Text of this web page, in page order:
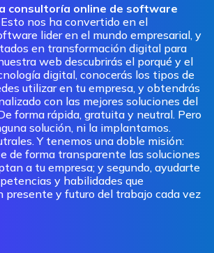
consultoría online de software
Esto nos ha convertido en el
lider en el mundo empresarial, y
en transformación digital para
web descubrirás el porqué y el
digital, conocerás los tipos de
utilizar en tu empresa, y obtendrás
con las mejores soluciones del
forma rápida, gratuita y neutral. Pero
solución, ni la implantamos.
Y tenemos una doble misión:
de forma transparente las soluciones
a tu empresa; y segundo, ayudarte
y habilidades que
presente y futuro del trabajo cada vez